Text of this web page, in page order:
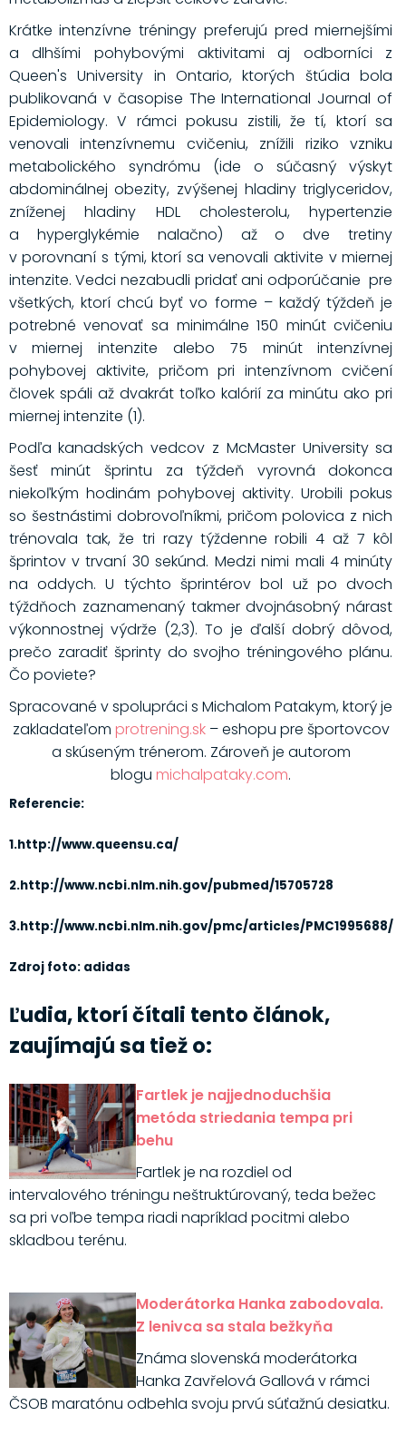
Krátke intenzívne tréningy preferujú pred miernejšími
a dlhšími pohybovými aktivitami aj odborníci z
Queen's University in Ontario, ktorých štúdia bola
publikovaná v časopise The International Journal of
Epidemiology. V rámci pokusu zistili, že tí, ktorí sa
venovali intenzívnemu cvičeniu, znížili riziko vzniku
metabolického syndrómu (ide o súčasný výskyt
abdominálnej obezity, zvýšenej hladiny triglyceridov,
zníženej hladiny HDL cholesterolu, hypertenzie
a hyperglykémie nalačno) až o dve tretiny
v porovnaní s tými, ktorí sa venovali aktivite v miernej
intenzite. Vedci nezabudli pridať ani odporúčanie pre
všetkých, ktorí chcú byť vo forme – každý týždeň je
potrebné venovať sa minimálne 150 minút cvičeniu
v miernej intenzite alebo 75 minút intenzívnej
pohybovej aktivite, pričom pri intenzívnom cvičení
človek spáli až dvakrát toľko kalórií za minútu ako pri
miernej intenzite (1).
Podľa kanadských vedcov z McMaster University sa
šesť minút šprintu za týždeň vyrovná dokonca
niekoľkým hodinám pohybovej aktivity. Urobili pokus
so šestnástimi dobrovoľníkmi, pričom polovica z nich
trénovala tak, že tri razy týždenne robili 4 až 7 kôl
šprintov v trvaní 30 sekúnd. Medzi nimi mali 4 minúty
na oddych. U týchto šprintérov bol už po dvoch
týždňoch zaznamenaný takmer dvojnásobný nárast
výkonnostnej výdrže (2,3). To je ďalší dobrý dôvod,
prečo zaradiť šprinty do svojho tréningového plánu.
Čo poviete?
Spracované v spolupráci s Michalom Patakym, ktorý je
zakladateľom protrening.sk– eshopu pre športovcov
a skúseným trénerom. Zároveň je autorom
blogu michalpataky.com.
Referencie:
1.http://www.queensu.ca/
2.http://www.ncbi.nlm.nih.gov/pubmed/15705728
3.http://www.ncbi.nlm.nih.gov/pmc/articles/PMC1995688/
Zdroj foto: adidas
Ľudia, ktorí čítali tento článok,
zaujímajú sa tiež o:
Fartlek je najjednoduchšia
metóda striedania tempa pri
behu
Fartlek je na rozdiel od
intervalového tréningu neštruktúrovaný, teda bežec
sa pri voľbe tempa riadi napríklad pocitmi alebo
skladbou terénu.
Moderátorka Hanka zabodovala.
Z lenivca sa stala bežkyňa
Známa slovenská moderátorka
Hanka Zavřelová Gallová v rámci
ČSOB maratónu odbehla svoju prvú súťažnú desiatku.